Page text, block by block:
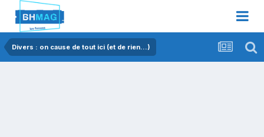
Divers : on cause de tout ici (et de rien...)